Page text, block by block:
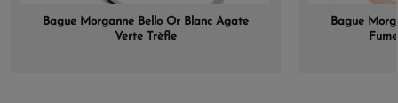
Bague Morganne Bello Or Blanc Agate
Verte Trèfle
Bague